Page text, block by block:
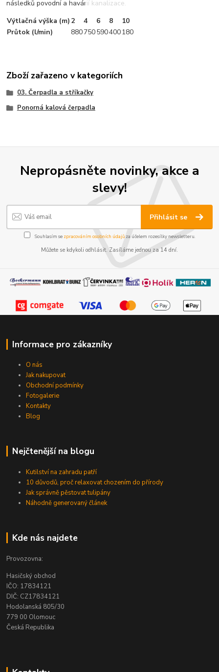
následků povodní a havárií kanalizace.
Výtlačná výška (m) 2 4 6 8
10
Průtok (l/min)
880750590400180
Zboží zařazeno v kategoriích
03. Čerpadla a stříkačky
Ponorná kalová čerpadla
Nepropásněte novinky, akce a
slevy!
Přihlásit se
Souhlasím se zpracováním osobních údajůza účelem rozesílky newsletteru.
Můžete se kdykoli odhlásit. Zasíláme jednou za 14 dní.
Informace pro zákazníky
O nás
Jak nakupovat
Obchodní podmínky
Fotogalerie
Kontakty
Blog
Nejčtenější na blogu
Kutilství na zahradu patří
10 důvodů, proč relaxovat chozením do přírody
Jak správně pěstovat tulipány
Náhodně generovaný článek
Kde nás najdete
Provozovna:
Hasičský obchod
IČO: 17834121
DIČ: CZ17834121
Hodolanská 805/30
779 00 Olomouc
Česká Republika